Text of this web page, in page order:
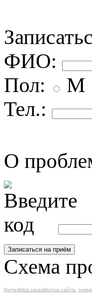
ФИО:
Пол:
М
Тел.:
О
Схема